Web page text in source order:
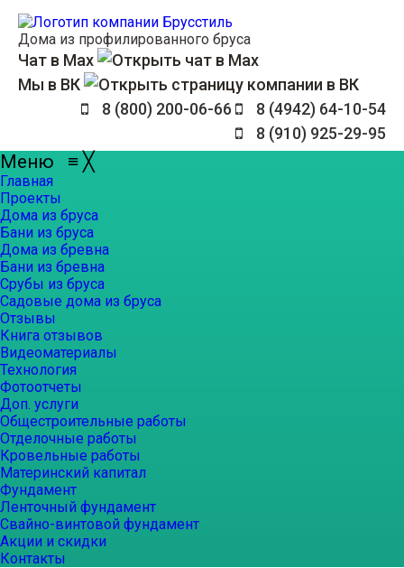
Дома из профилированного бруса
Чат в Max
Мы в ВК
8 (800) 200-06-66
8 (4942) 64-10-54
8 (910) 925-29-95
Меню ≡ ╳
Главная
Проекты
Дома из бруса
Бани из бруса
Дома из бревна
Бани из бревна
Срубы из бруса
Садовые дома из бруса
Отзывы
Книга отзывов
Видеоматериалы
Технология
Фотоотчеты
Доп. услуги
Общестроительные работы
Отделочные работы
Кровельные работы
Материнский капитал
Фундамент
Ленточный фундамент
Свайно-винтовой фундамент
Акции и скидки
Контакты